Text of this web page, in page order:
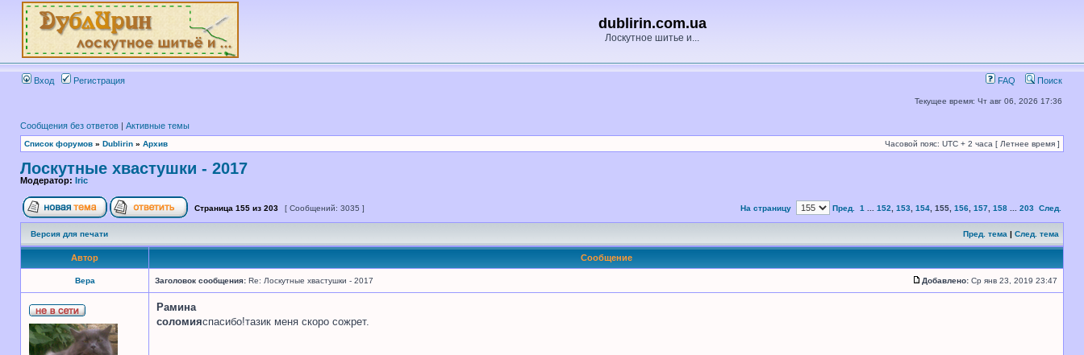
dublirin.com.ua
Лоскутное шитье и...
Вход Регистрация FAQ Поиск
Текущее время: Чт авг 06, 2026 17:36
Сообщения без ответов | Активные темы
Список форумов » Dublirin » Архив Часовой пояс: UTC + 2 часа [ Летнее время ]
Лоскутные хвастушки - 2017
Модератор: Iric
Страница 155 из 203 [ Сообщений: 3035 ] На страницу Пред. 1 152 153 154 155 156 157 158 203 След.
Версия для печати Пред. тема | След. тема
Автор Сообщение
Вера Заголовок сообщения: Re: Лоскутные хвастушки - 2017 Добавлено: Ср янв 23, 2019 23:47
Рамина
соломияспасибо!тазик меня скоро сожрет.